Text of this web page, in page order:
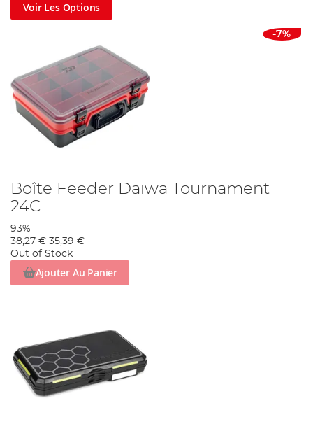
Voir Les Options
-7%
Boîte Feeder Daiwa Tournament
24C
93%
38,27 € 35,39 €
Out of Stock
Ajouter Au Panier